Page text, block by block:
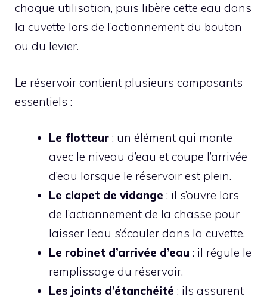
chaque utilisation, puis libère cette eau dans
la cuvette lors de l’actionnement du bouton
ou du levier.
Le réservoir contient plusieurs composants
essentiels :
Le flotteur : un élément qui monte
avec le niveau d’eau et coupe l’arrivée
d’eau lorsque le réservoir est plein.
Le clapet de vidange : il s’ouvre lors
de l’actionnement de la chasse pour
laisser l’eau s’écouler dans la cuvette.
Le robinet d’arrivée d’eau : il régule le
remplissage du réservoir.
Les joints d’étanchéité : ils assurent